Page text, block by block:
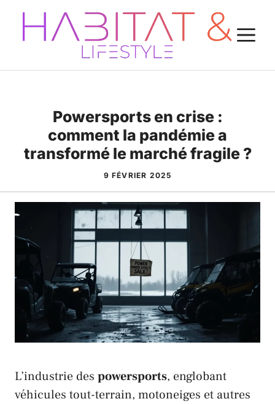
Aller
contenu
Powersports en crise :
comment la pandémie a
transformé le marché fragile ?
9 FÉVRIER 2025
L’industrie des powersports, englobant
véhicules tout-terrain, motoneiges et autres